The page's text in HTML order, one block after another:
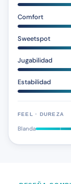
Comfort
Sweetspot
Jugabilidad
Estabilidad
FEEL · DUREZA
Blanda